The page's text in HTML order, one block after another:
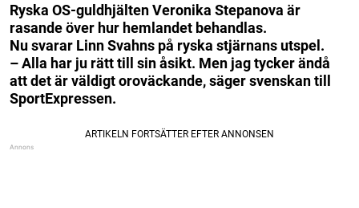
Ryska OS-guldhjälten Veronika Stepanova är
rasande över hur hemlandet behandlas.
Nu svarar Linn Svahns på ryska stjärnans utspel.
– Alla har ju rätt till sin åsikt. Men jag tycker ändå
att det är väldigt oroväckande, säger svenskan till
SportExpressen.